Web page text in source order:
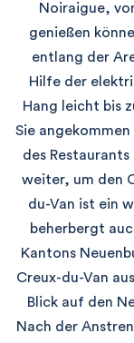
Noiraigue,
genießen
entlang der
Hilfe der
Hang leicht bis
Sie angekommen
des Restaurants
weiter, um den
du-Van ist ein
beherbergt
Kantons
Creux-du-Van
Blick auf den
Nach der